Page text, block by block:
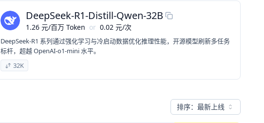
DeepSeek-R1-Distill-Qwen-32B
1.26 元/百万 Token or 0.02 元/次
DeepSeek-R1 系列通过强化学习与冷启动数据优化推理性能，开源模型刷新多任务
标杆，超越 OpenAI-o1-mini 水平。
32K
排序： 最新上线